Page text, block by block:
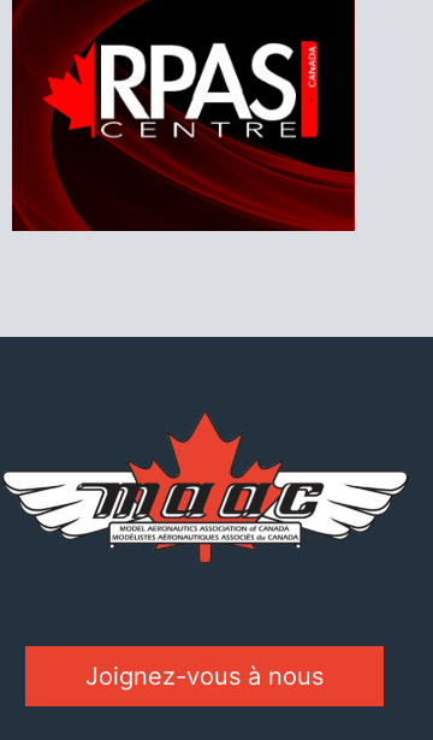
Joignez-vous à nous